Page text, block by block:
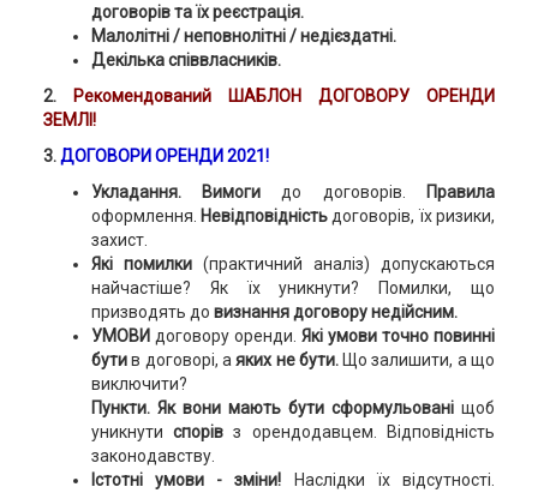
договорів та їх реєстрація.
Малолітні / неповнолітні / недієздатні.
Декілька співвласників.
2.
Рекомендований ШАБЛОН ДОГОВОРУ ОРЕНДИ
ЗЕМЛІ!
3.ДОГОВОРИ ОРЕНДИ 2021!
Укладання. Вимогидо договорів.
Правила
оформлення. Невідповідністьдоговорів, їх ризики,
захист.
Які помилки(практичний аналіз) допускаються
найчастіше? Як їх уникнути? Помилки, що
призводять до визнання договору недійсним.
УМОВИ договору оренди. Які умови точно повинні
бутив договорі, аяких не бути.Що залишити, а що
виключити?
Пункти. Як вони мають бути сформульованіщоб
уникнутиспорівз орендодавцем. Відповідність
законодавству.
Істотні умови - зміни!
Наслідки їх відсутності.